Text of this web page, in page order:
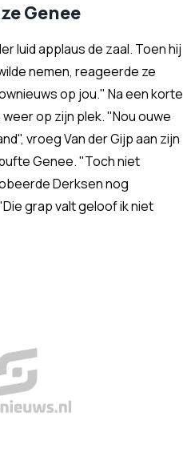
Genee
luid applaus de zaal. Toen hij
nemen, reageerde ze
op jou." Na een korte
op zijn plek. "Nou ouwe
vroeg Van der Gijp aan zijn
Genee. "Toch niet
Derksen nog
grap valt geloof ik niet